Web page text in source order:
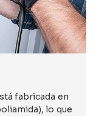
fabricada en
lo que